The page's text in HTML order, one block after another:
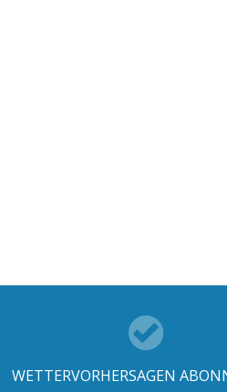
WETTERVORHERSAGEN